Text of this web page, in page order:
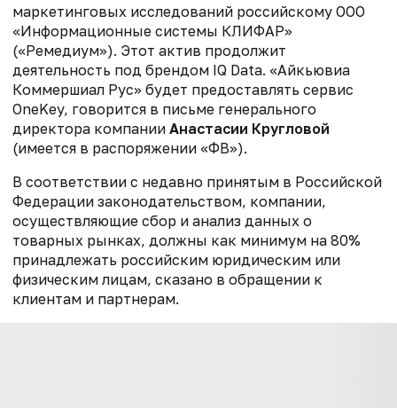
маркетинговых исследований российскому ООО
«Информационные системы КЛИФАР»
(«Ремедиум»). Этот актив продолжит
деятельность под брендом IQ Data. «Айкьювиа
Коммершиал Рус» будет предоставлять сервис
OneKey, говорится в письме генерального
директора компании Анастасии Кругловой
(имеется в распоряжении «ФВ»).
В соответствии с недавно принятым в Российской
Федерации законодательством, компании,
осуществляющие сбор и анализ данных о
товарных рынках, должны как минимум на 80%
принадлежать российским юридическим или
физическим лицам, сказано в обращении к
клиентам и партнерам.